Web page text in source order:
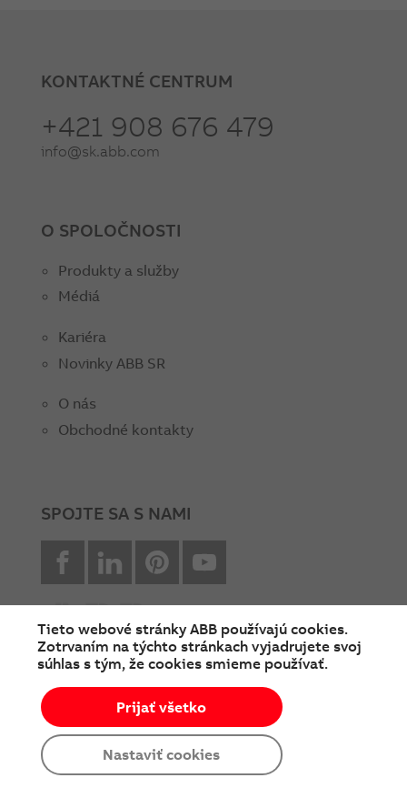
KONTAKTNÉ CENTRUM
+421 908 676 479
info@sk.abb.com
O SPOLOČNOSTI
Produkty a služby
Médiá
Kariéra
Novinky ABB SR
O nás
Obchodné kontakty
SPOJTE SA S NAMI
facebookLinkedin Pinterest
© Copyright 2026 ABB
Podmienky používania
Cookies a ochrana súkromia
Tieto webové stránky ABB používajú cookies.
Zotrvaním na týchto stránkach vyjadrujete svoj
súhlas s tým, že cookies smieme používať.
Nastaviť cookies
Prijať všetko